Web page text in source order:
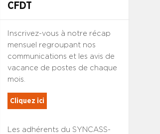
CFDT
Inscrivez-vous à notre récap
mensuel regroupant nos
communications et les avis de
vacance de postes de chaque
mois.
Cliquez ici
Les adhérents du SYNCASS-